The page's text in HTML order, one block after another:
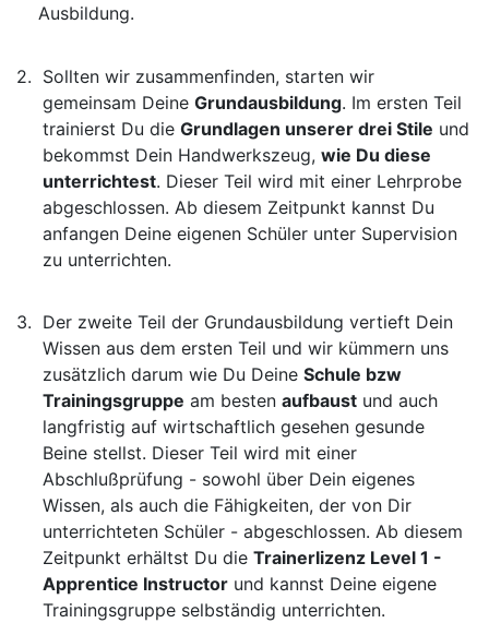
Ausbildung.
Sollten wir zusammenfinden, starten wir
gemeinsam Deine Grundausbildung. Im ersten Teil
trainierst Du die Grundlagen unserer drei Stile und
bekommst Dein Handwerkszeug, wie Du diese
unterrichtest. Dieser Teil wird mit einer Lehrprobe
abgeschlossen. Ab diesem Zeitpunkt kannst Du
anfangen Deine eigenen Schüler unter Supervision
zu unterrichten.
Der zweite Teil der Grundausbildung vertieft Dein
Wissen aus dem ersten Teil und wir kümmern uns
zusätzlich darum wie Du Deine Schule bzw
Trainingsgruppe am besten aufbaust und auch
langfristig auf wirtschaftlich gesehen gesunde
Beine stellst. Dieser Teil wird mit einer
Abschlußprüfung - sowohl über Dein eigenes
Wissen, als auch die Fähigkeiten, der von Dir
unterrichteten Schüler - abgeschlossen. Ab diesem
Zeitpunkt erhältst Du die Trainerlizenz Level 1 -
Apprentice Instructor und kannst Deine eigene
Trainingsgruppe selbständig unterrichten.